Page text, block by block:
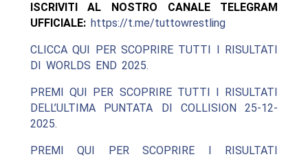
ISCRIVITI AL NOSTRO CANALE TELEGRAM
UFFICIALE: https://t.me/tuttowrestling
CLICCA QUI PER SCOPRIRE TUTTI I RISULTATI
DI WORLDS END 2025.
PREMI QUI PER SCOPRIRE TUTTI I RISULTATI
DELL’ULTIMA PUNTATA DI COLLISION 25-12-
2025.
PREMI QUI PER SCOPRIRE I RISULTATI